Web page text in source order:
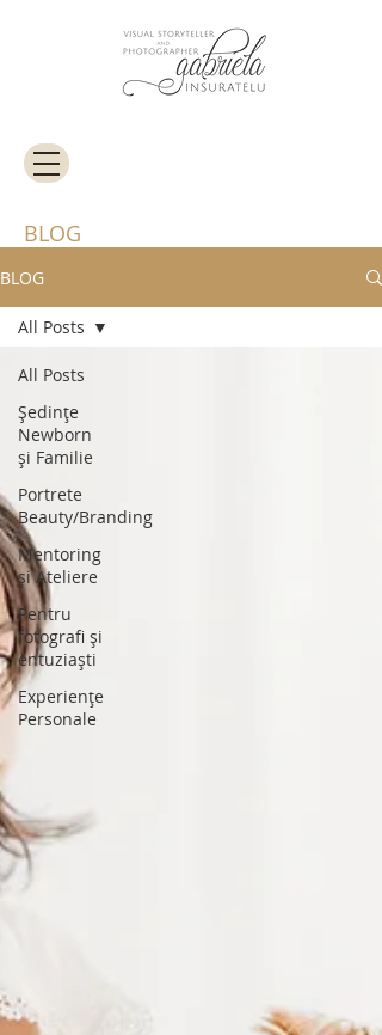
BLOG
BLOG
All Posts
Ședințe
Newborn
și Familie
Portrete
Beauty/Branding
Mentoring
și Ateliere
Pentru
fotografi și
entuziaști
Experiențe
Personale
All Posts